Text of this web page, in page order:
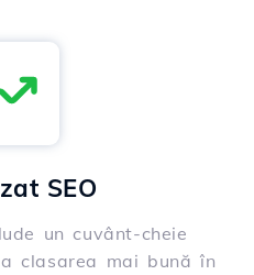
SEO
un cuvânt-cheie
clasarea mai bună în